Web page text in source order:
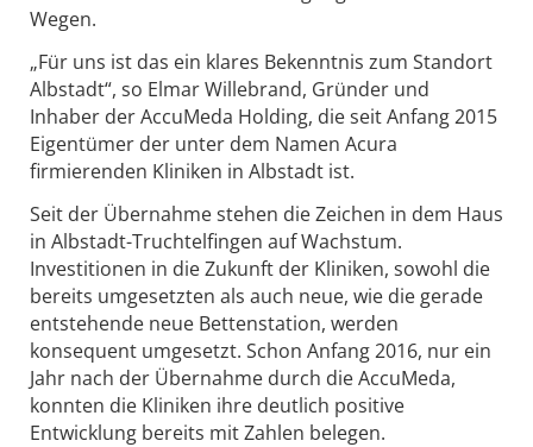
Wegen.
„Für uns ist das ein klares Bekenntnis zum Standort
Albstadt“, so Elmar Willebrand, Gründer und
Inhaber der AccuMeda Holding, die seit Anfang 2015
Eigentümer der unter dem Namen Acura
firmierenden Kliniken in Albstadt ist.
Seit der Übernahme stehen die Zeichen in dem Haus
in Albstadt-Truchtelfingen auf Wachstum.
Investitionen in die Zukunft der Kliniken, sowohl die
bereits umgesetzten als auch neue, wie die gerade
entstehende neue Bettenstation, werden
konsequent umgesetzt. Schon Anfang 2016, nur ein
Jahr nach der Übernahme durch die AccuMeda,
konnten die Kliniken ihre deutlich positive
Entwicklung bereits mit Zahlen belegen.